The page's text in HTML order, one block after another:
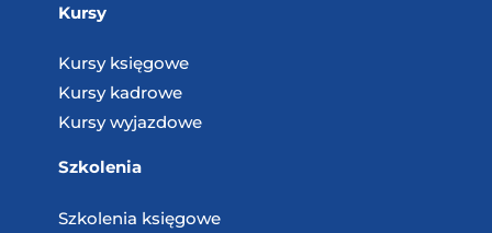
Kursy
Kursy księgowe
Kursy kadrowe
Kursy wyjazdowe
Szkolenia
Szkolenia księgowe